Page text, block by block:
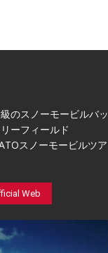
のスノーモービルバッ
ーフィールド
スノーモービルツア
Web